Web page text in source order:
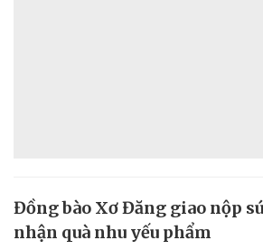
Đồng bào Xơ Đăng giao nộp
nhận quà nhu yếu phẩm